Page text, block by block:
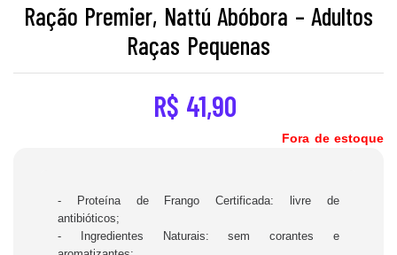
Ração Premier, Nattú Abóbora – Adultos
Raças Pequenas
R$ 41,90
Fora de estoque
- Proteína de Frango Certificada: livre de
antibióticos;
- Ingredientes Naturais: sem corantes e